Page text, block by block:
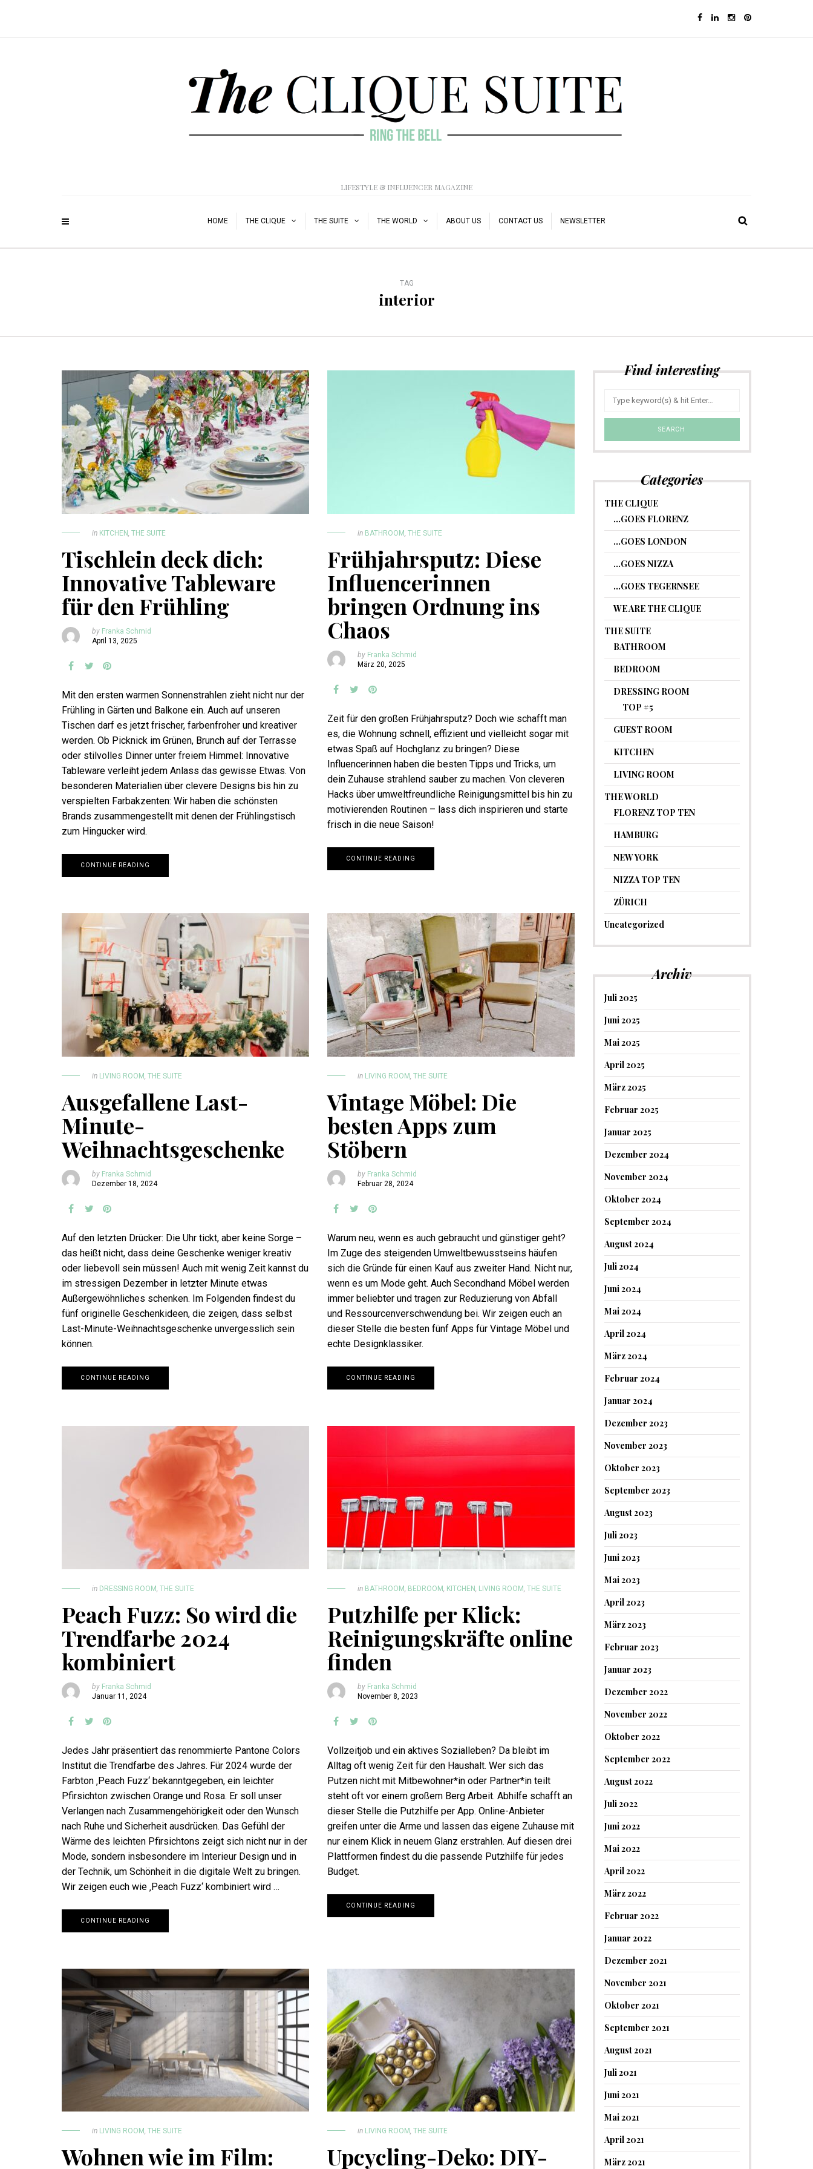
LIFESTYLE & INFLUENCER MAGAZINE
HOME THE CLIQUE THE SUITE THE WORLD ABOUT US CONTACT US NEWSLETTER
TAG
interior
in KITCHEN, THE SUITE
Tischlein deck dich:
Innovative Tableware
für den Frühling
by Franka Schmid
April 13, 2025
Mit den ersten warmen Sonnenstrahlen zieht nicht nur der
Frühling in Gärten und Balkone ein. Auch auf unseren
Tischen darf es jetzt frischer, farbenfroher und kreativer
werden. Ob Picknick im Grünen, Brunch auf der Terrasse
oder stilvolles Dinner unter freiem Himmel: Innovative
Tableware verleiht jedem Anlass das gewisse Etwas. Von
besonderen Materialien über clevere Designs bis hin zu
verspielten Farbakzenten: Wir haben die schönsten
Brands zusammengestellt mit denen der Frühlingstisch
zum Hingucker wird.
CONTINUE READING
in BATHROOM, THE SUITE
Frühjahrsputz: Diese
Influencerinnen
bringen Ordnung ins
Chaos
by Franka Schmid
März 20, 2025
Zeit für den großen Frühjahrsputz? Doch wie schafft man
es, die Wohnung schnell, effizient und vielleicht sogar mit
etwas Spaß auf Hochglanz zu bringen? Diese
Influencerinnen haben die besten Tipps und Tricks, um
dein Zuhause strahlend sauber zu machen. Von cleveren
Hacks über umweltfreundliche Reinigungsmittel bis hin zu
motivierenden Routinen – lass dich inspirieren und starte
frisch in die neue Saison!
CONTINUE READING
in LIVING ROOM THE SUITE
Ausgefallene Last-
Minute-
Weihnachtsgeschenke
by Franka Schmid
Dezember 18, 2024
Auf den letzten Drücker: Die Uhr tickt, aber keine Sorge –
das heißt nicht, dass deine Geschenke weniger kreativ
oder liebevoll sein müssen! Auch mit wenig Zeit kannst du
im stressigen Dezember in letzter Minute etwas
Außergewöhnliches schenken. Im Folgenden findest du
fünf originelle Geschenkideen, die zeigen, dass selbst
Last-Minute-Weihnachtsgeschenke unvergesslich sein
können.
CONTINUE READING
in LIVING ROOM THE SUITE
Vintage Möbel: Die
besten Apps zum
Stöbern
by Franka Schmid
Februar 28, 2024
Warum neu, wenn es auch gebraucht und günstiger geht?
Im Zuge des steigenden Umweltbewusstseins häufen
sich die Gründe für einen Kauf aus zweiter Hand. Nicht nur,
wenn es um Mode geht. Auch Secondhand Möbel werden
immer beliebter und tragen zur Reduzierung von Abfall
und Ressourcenverschwendung bei. Wir zeigen euch an
dieser Stelle die besten fünf Apps für Vintage Möbel und
echte Designklassiker.
CONTINUE READING
in DRESSING ROOM THE SUITE
Peach Fuzz: So wird die
Trendfarbe 2024
kombiniert
by Franka Schmid
Januar 11, 2024
Jedes Jahr präsentiert das renommierte Pantone Colors
Institut die Trendfarbe des Jahres. Für 2024 wurde der
Farbton ‚Peach Fuzz‘ bekanntgegeben, ein leichter
Pfirsichton zwischen Orange und Rosa. Er soll unser
Verlangen nach Zusammengehörigkeit oder den Wunsch
nach Ruhe und Sicherheit ausdrücken. Das Gefühl der
Wärme des leichten Pfirsichtons zeigt sich nicht nur in der
Mode, sondern insbesondere im Interieur Design und in
der Technik, um Schönheit in die digitale Welt zu bringen.
Wir zeigen euch wie ‚Peach Fuzz‘ kombiniert wird …
CONTINUE READING
in BATHROOM BEDROOM KITCHEN LIVING ROOM THE SUITE
Putzhilfe per Klick:
Reinigungskräfte online
finden
by Franka Schmid
November 8, 2023
Vollzeitjob und ein aktives Sozialleben? Da bleibt im
Alltag oft wenig Zeit für den Haushalt. Wer sich das
Putzen nicht mit Mitbewohner*in oder Partner*in teilt
steht oft vor einem großem Berg Arbeit. Abhilfe schafft an
dieser Stelle die Putzhilfe per App. Online-Anbieter
greifen unter die Arme und lassen das eigene Zuhause mit
nur einem Klick in neuem Glanz erstrahlen. Auf diesen drei
Plattformen findest du die passende Putzhilfe für jedes
Budget.
CONTINUE READING
in LIVING ROOM, THE SUITE
Wohnen wie im Film:
in LIVING ROOM, THE SUITE
Upcycling-Deko: DIY-
Find interesting
Categories
THE CLIQUE
…GOES FLORENZ
…GOES LONDON
…GOES NIZZA
…GOES TEGERNSEE
WE ARE THE CLIQUE
THE SUITE
BATHROOM
BEDROOM
DRESSING ROOM
TOP #5
GUEST ROOM
KITCHEN
LIVING ROOM
THE WORLD
FLORENZ TOP TEN
HAMBURG
NEW YORK
NIZZA TOP TEN
ZÜRICH
Uncategorized
Archiv
Juli 2025
Juni 2025
Mai 2025
April 2025
März 2025
Februar 2025
Januar 2025
Dezember 2024
November 2024
Oktober 2024
September 2024
August 2024
Juli 2024
Juni 2024
Mai 2024
April 2024
März 2024
Februar 2024
Januar 2024
Dezember 2023
November 2023
Oktober 2023
September 2023
August 2023
Juli 2023
Juni 2023
Mai 2023
April 2023
März 2023
Februar 2023
Januar 2023
Dezember 2022
November 2022
Oktober 2022
September 2022
August 2022
Juli 2022
Juni 2022
Mai 2022
April 2022
März 2022
Februar 2022
Januar 2022
Dezember 2021
November 2021
Oktober 2021
September 2021
August 2021
Juli 2021
Juni 2021
Mai 2021
April 2021
März 2021